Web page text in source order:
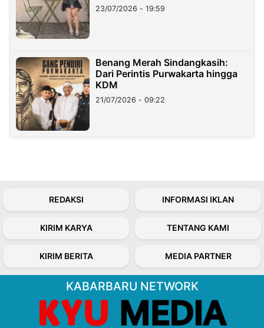
23/07/2026 - 19:59
Benang Merah Sindangkasih:
Dari Perintis Purwakarta hingga
KDM
21/07/2026 - 09:22
REDAKSI INFORMASI IKLAN
KIRIM KARYA TENTANG KAMI
KIRIM BERITA MEDIA PARTNER
KABARBARU NETWORK